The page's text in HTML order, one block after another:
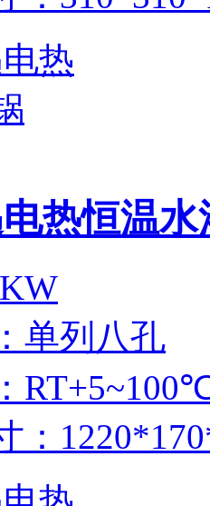
热恒温水
单列八孔
：